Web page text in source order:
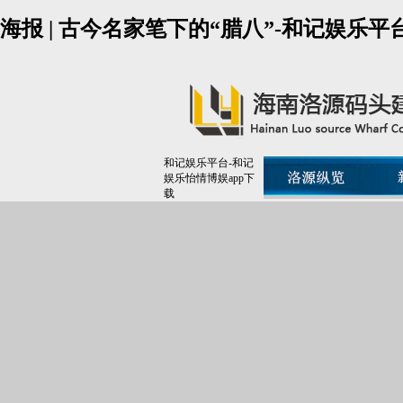
海报 | 古今名家笔下的“腊八”-和记娱乐平
和记娱乐平台-和记
娱乐怡情博娱app下
载